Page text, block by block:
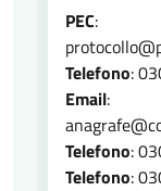
PEC:
Telefono:
Email:
Telefono:
Telefono: